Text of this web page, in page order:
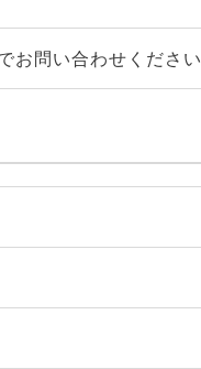
お問い合わせください